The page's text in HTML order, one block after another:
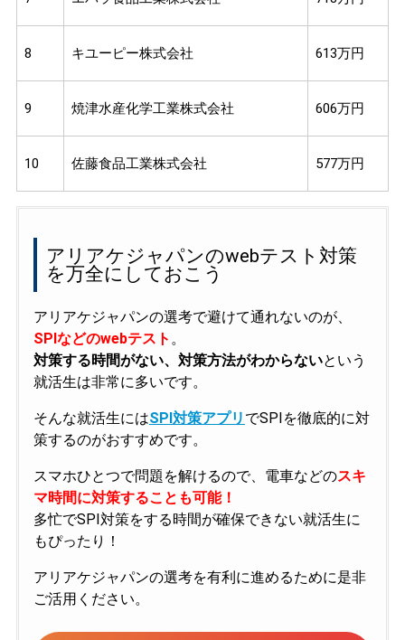
8 キユーピー株式会社 613万円
9 焼津水産化学工業株式会社 606万円
10 佐藤食品工業株式会社 577万円
アリアケジャパンのwebテスト対策
を万全にしておこう
アリアケジャパンの選考で避けて通れないのが、
SPIなどのwebテスト 。
対策する時間がない、対策方法がわからないという
就活生は非常に多いです。
そんな就活生にはSPI対策アプリ でSPIを徹底的に対
策するのがおすすめです。
スマホひとつで問題を解けるので、電車などのスキ
マ時間に対策することも可能！
多忙でSPI対策をする時間が確保できない就活生に
もぴったり！
アリアケジャパンの選考を有利に進めるために是非
ご活用ください。